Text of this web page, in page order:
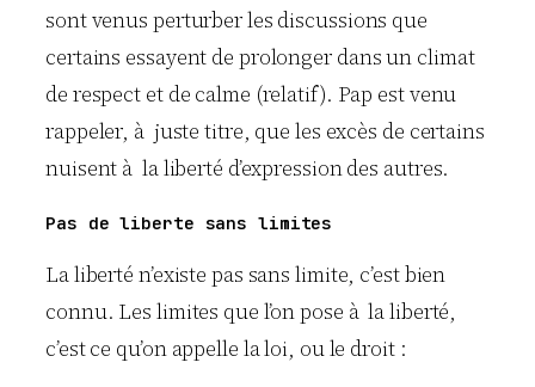
sont venus perturber les discussions que
certains essayent de prolonger dans un climat
de respect et de calme (relatif). Pap est venu
rappeler, à juste titre, que les excès de certains
nuisent à la liberté d’expression des autres.
Pas de liberte sans limites
La liberté n’existe pas sans limite, c’est bien
connu. Les limites que l’on pose à la liberté,
c’est ce qu’on appelle la loi, ou le droit :